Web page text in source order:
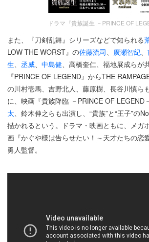
ドラマ『貴族誕生 －PRINCE OF
また、『刀剣乱舞』シリーズなどで知られる
LOW THE WORST』の佐藤流司、 廣瀬智紀、
生、 丞威、 中島健、高橋奎仁、福地展成らが
『PRINCE OF LEGEND』からTHE
の川村壱馬、吉野北人、藤原樹、長谷川慎ら
に、映画『貴族降臨 －PRINCE OF LEGEND
太、鈴木伸之らも出演し、“貴族”と“王子”の
描かれるという。ドラマ・映画ともに、メガ
画『かぐや様は告らせたい！～天才たちの恋
勇人監督。